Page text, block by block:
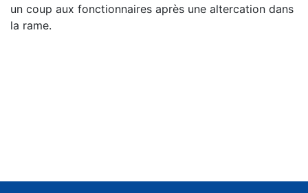
un coup aux fonctionnaires après une altercation dans
la rame.